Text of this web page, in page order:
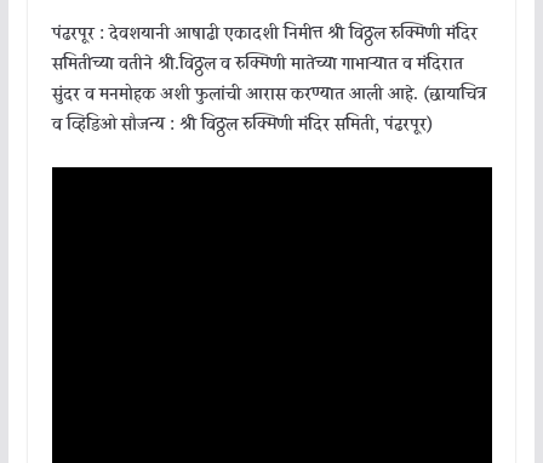
पंढरपूर : देवशयानी आषाढी एकादशी निमीत्त श्री विठ्ठल रुक्मिणी मंदिर
समितीच्या वतीने श्री.विठ्ठल व रुक्मिणी मातेच्या गाभाऱ्यात व मंदिरात
सुंदर व मनमोहक अशी फुलांची आरास करण्यात आली आहे. (छायाचित्र
व व्हिडिओ सौजन्य : श्री विठ्ठल रुक्मिणी मंदिर समिती, पंढरपूर)